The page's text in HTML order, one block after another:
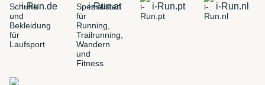
i-Run.de i-Run.at i-Run.pt i-Run.nl